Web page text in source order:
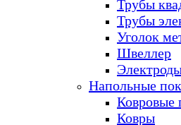
Трубы
Трубы
Уголок
Швеллер
Напольные
Ковровые
Ковры